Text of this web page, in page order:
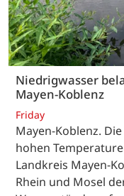
Niedrigwasser
Mayen-Koblenz
Friday
Mayen-Koblenz.
hohen
Landkreis Mayen-
Rhein und Mosel